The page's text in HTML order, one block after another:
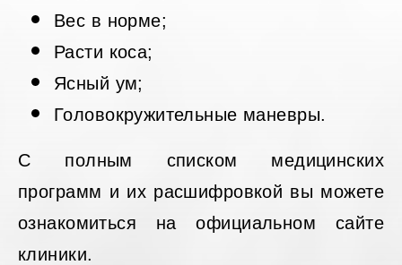
Вес в норме;
Расти коса;
Ясный ум;
Головокружительные маневры.
С полным списком медицинских
программ и их расшифровкой вы можете
ознакомиться на официальном сайте
клиники.